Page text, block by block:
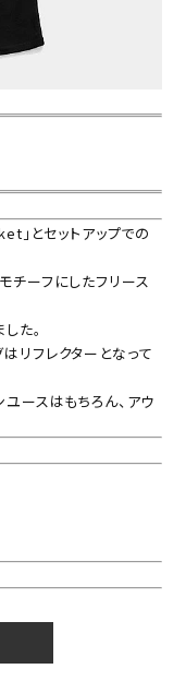
とセットアップでの
チーフにしたフリース
た。
リフレクターとなって
ースはもちろん、アウ